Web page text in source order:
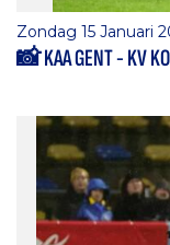
Zondag 15 Januari
📸 KAA GENT - KV